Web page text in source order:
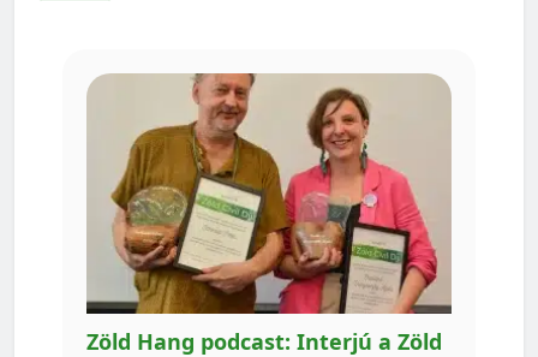
Zöld Hang podcast: Interjú a Zöld